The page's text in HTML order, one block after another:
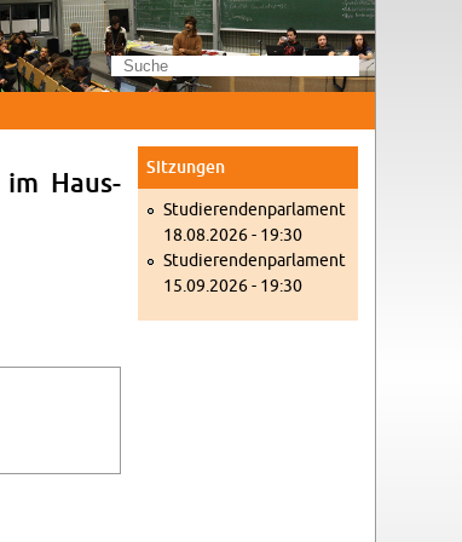
im Haus­
Sit­zun­gen
Stu­die­ren­den­par­la­ment
18.08.2026 - 19:30
Stu­die­ren­den­par­la­ment
15.09.2026 - 19:30